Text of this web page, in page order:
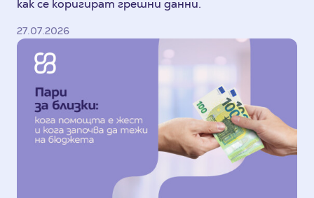
как се коригират грешни данни.
27.07.2026